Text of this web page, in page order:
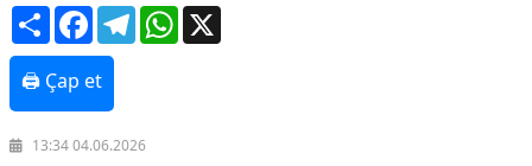
ShareFacebookTelegramWhatsApp
🖨 Çap et
13:34 04.06.2026